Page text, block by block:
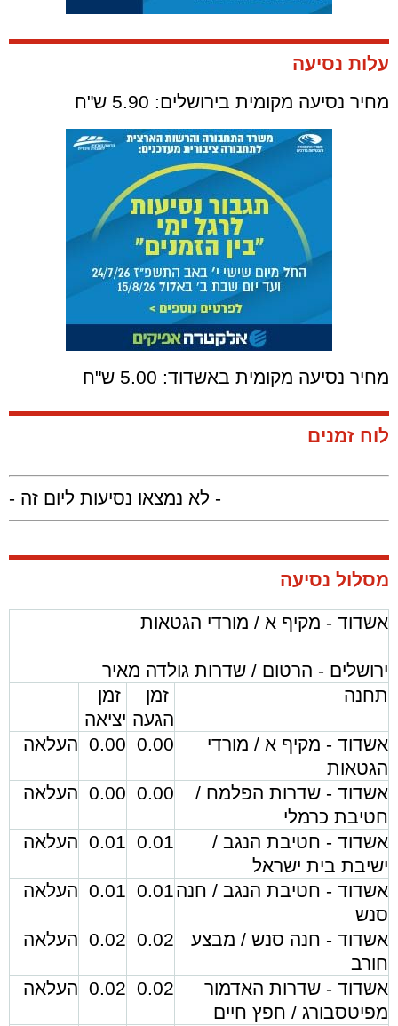
עלות נסיעה
מחיר נסיעה מקומית בירושלים: 5.90 ש"ח
מחיר נסיעה מקומית באשדוד: 5.00 ש"ח
לוח זמנים
- לא נמצאו נסיעות ליום זה -
מסלול נסיעה
אשדוד - מקיף א / מורדי הגטאות
ירושלים - הרטום / שדרות גולדה מאיר
תחנה
זמן
הגעה
זמן
יציאה
אשדוד - מקיף א / מורדי
הגטאות
0.00
0.00 העלאה
אשדוד - שדרות הפלמח /
חטיבת כרמלי
0.00
0.00 העלאה
אשדוד - חטיבת הנגב /
ישיבת בית ישראל
0.01
0.01 העלאה
אשדוד - חטיבת הנגב / חנה
סנש
0.01
0.01 העלאה
אשדוד - חנה סנש / מבצע
חורב
0.02
0.02 העלאה
אשדוד - שדרות האדמור
מפיטסבורג / חפץ חיים
0.02
0.02 העלאה